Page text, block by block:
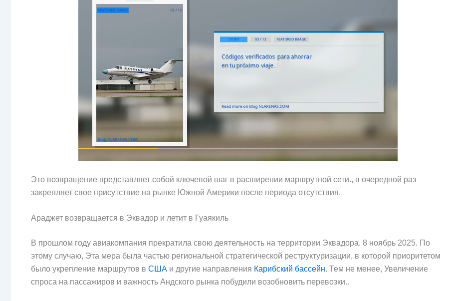
Это возвращение представляет собой ключевой шаг в расширении маршрутной сети., в очередной раз
закрепляет свое присутствие на рынке Южной Америки после периода отсутствия.
Араджет возвращается в Эквадор и летит в Гуаякиль
В прошлом году авиакомпания прекратила свою деятельность на территории Эквадора. 8 ноябрь 2025. По
этому случаю, Эта мера была частью региональной стратегической реструктуризации, в которой приоритетом
было укрепление маршрутов в США и другие направления Карибский бассейн. Тем не менее, Увеличение
спроса на пассажиров и важность Андского рынка побудили возобновить перевозки..